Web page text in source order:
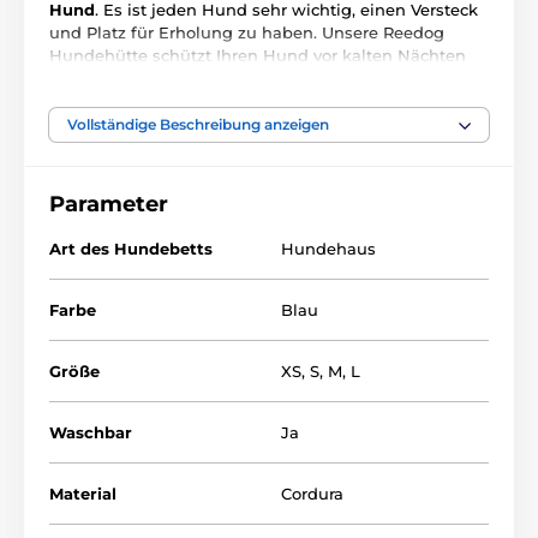
Hund. Es ist jeden Hund sehr wichtig, einen Versteck
und Platz für Erholung zu haben. Unsere Reedog
Hundehütte schützt Ihren Hund vor kalten Nächten
Ein hochwertiges und strapazierfähiges Material, dass
Vollständige Beschreibung anzeigen
Parameter
Art des Hundebetts Hundehaus
Farbe Blau
Größe XS, S, M, L
Waschbar Ja
Material Cordura